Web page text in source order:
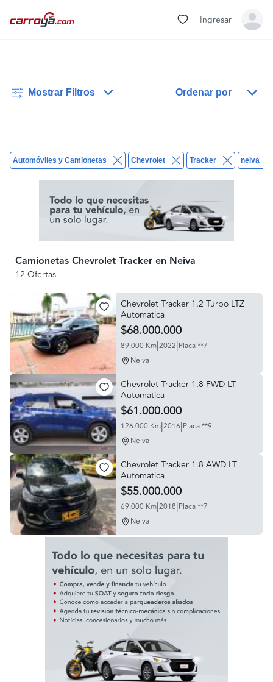
Ingresar
Mostrar Filtros Ordenar por
Automóviles y Camionetas Chevrolet Tracker neiva
Camionetas Chevrolet Tracker en Neiva
12 Ofertas
Chevrolet Tracker 1.2 Turbo LTZ
Automatica
$68.000.000
89.000 Km|2022|Placa **7
Neiva
Chevrolet Tracker 1.8 FWD LT
Automatica
$61.000.000
126.000 Km|2016|Placa **9
Neiva
Chevrolet Tracker 1.8 AWD LT
Automatica
$55.000.000
69.000 Km|2018|Placa **7
Neiva